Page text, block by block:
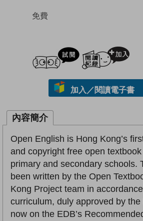
免費
試閲
加入／閱讀電子書
內容簡介
Open English is Hong Kong’s
and copyright free open
primary and secondary schools.
been written by the Open
Kong Project team in
curriculum, duly approved by
now on the EDB’s